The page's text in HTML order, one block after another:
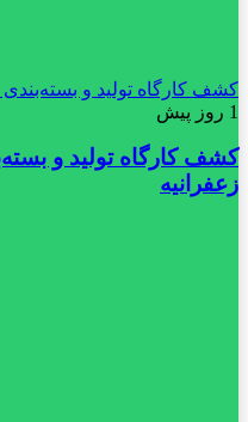
کشف کارگاه تولید و بسته‌بندی
1 روز پیش
کشف کارگاه تولید و
زعفرانیه